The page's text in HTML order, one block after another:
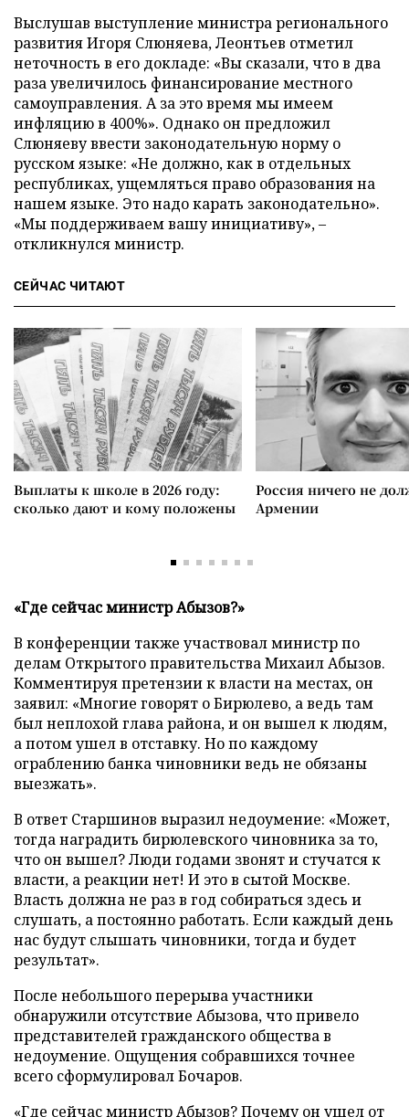
Выслушав выступление министра регионального
развития Игоря Слюняева, Леонтьев отметил
неточность в его докладе: «Вы сказали, что в два
раза увеличилось финансирование местного
самоуправления. А за это время мы имеем
инфляцию в 400%». Однако он предложил
Слюняеву ввести законодательную норму о
русском языке: «Не должно, как в отдельных
республиках, ущемляться право образования на
нашем языке. Это надо карать законодательно».
«Мы поддерживаем вашу инициативу», –
откликнулся министр.
СЕЙЧАС ЧИТАЮТ
Выплаты к школе в 2026 году:
сколько дают и кому положены
Россия ничего не
Армении
«Где сейчас министр Абызов?»
В конференции также участвовал министр по
делам Открытого правительства Михаил Абызов.
Комментируя претензии к власти на местах, он
заявил: «Многие говорят о Бирюлево, а ведь там
был неплохой глава района, и он вышел к людям,
а потом ушел в отставку. Но по каждому
ограблению банка чиновники ведь не обязаны
выезжать».
В ответ Старшинов выразил недоумение: «Может,
тогда наградить бирюлевского чиновника за то,
что он вышел? Люди годами звонят и стучатся к
власти, а реакции нет! И это в сытой Москве.
Власть должна не раз в год собираться здесь и
слушать, а постоянно работать. Если каждый день
нас будут слышать чиновники, тогда и будет
результат».
После небольшого перерыва участники
обнаружили отсутствие Абызова, что привело
представителей гражданского общества в
недоумение. Ощущения собравшихся точнее
всего сформулировал Бочаров.
«Где сейчас министр Абызов? Почему он ушел от